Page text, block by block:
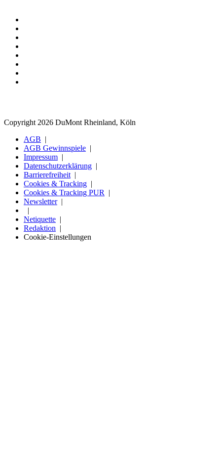
Copyright 2026 DuMont Rheinland, Köln
AGB
AGB Gewinnspiele
Impressum
Datenschutzerklärung
Barrierefreiheit
Cookies & Tracking
Cookies & Tracking PUR
Newsletter
Netiquette
Redaktion
Cookie-Einstellungen